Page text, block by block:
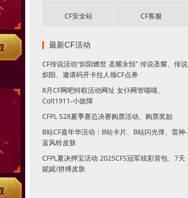
CF安全站 CF客服
最新CF活动
CF传说活动“炽阳燃世 圣耀永恒” 传说圣耀、传说
炽阳、邀请码开卡拉人领CF点券
8月CF网吧特权活动网址 女仆网管喵喵、
Colt1911-小故障
CFPL S28夏季赛总决赛购票活动、购票奖励
B站CF嘉年华活动：B站卡片、B站闪光弹、雷神-
蓝风铃皮肤
CFPL夏决押宝活动 2025CFS冠军炫彩背包、7天
妮妮/拼搏皮肤